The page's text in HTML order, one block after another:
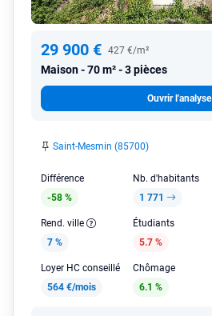
29 900 € 427 €/m²
Maison 70 m² - 3 pièces
Ouvrir l'analyse
Saint-Mesmin (85700)
Différence
-58 %
Nb. d'habitants
1 771
Rend. ville
7 %
Étudiants
5.7 %
Loyer HC conseillé
564 €/mois
Chômage
6.1 %